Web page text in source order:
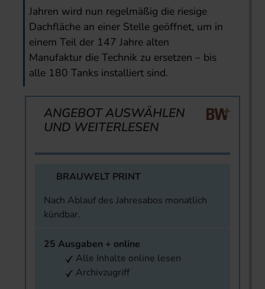
Jahren wird nun regelmäßig die riesige
Dachfläche an einer Stelle geöffnet, um in
einem Teil der 147 Jahre alten
Manufaktur die Technik zu ersetzen – bis
alle 180 Tanks installiert sind.
ANGEBOT AUSWÄHLEN
UND WEITERLESEN
BRAUWELT PRINT
Nach Ablauf des Jahresabos monatlich
kündbar.
25 Ausgaben + online
Alle Inhalte online lesen
Archivzugriff